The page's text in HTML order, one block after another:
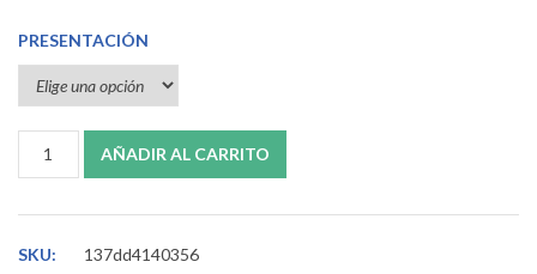
PRESENTACIÓN
Bravo Jabón cantidad
AÑADIR AL CARRITO
SKU: 137dd4140356